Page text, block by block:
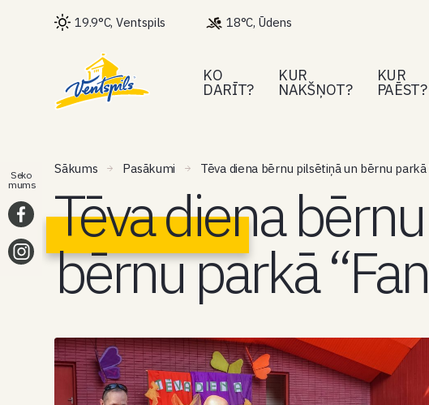
19.9°C, Ventspils 18°C, Ūdens
KO
DARĪT?
KUR
NAKŠŅOT?
KUR
PAĒST?
Sākums Pasākumi Tēva diena bērnu pilsētiņā un bērnu parkā
Tēva diena
bērnu parkā
Seko
mums